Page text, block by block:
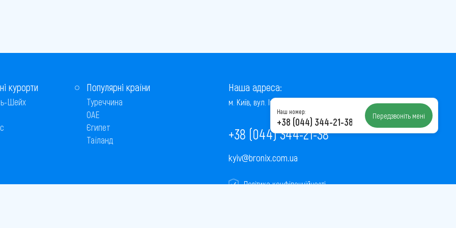
курорти
Шейх
Популярні країни
Туреччина
ОАЕ
Єгипет
Таїланд
Наша адреса:
м. Київ, вул. Інститутська, 22/7, оф. 41
+38 (044) 344-21-38
kyiv@bronix.com.ua
Політика конфіденційності
Наш номер:
+38 (044) 344-21-38 Передзвоніть мені